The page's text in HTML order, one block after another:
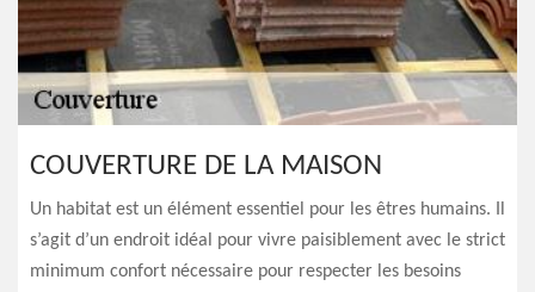
COUVERTURE DE LA MAISON
Un habitat est un élément essentiel pour les êtres humains. Il
s’agit d’un endroit idéal pour vivre paisiblement avec le strict
minimum confort nécessaire pour respecter les besoins